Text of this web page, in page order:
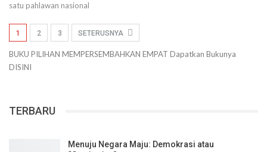
satu pahlawan nasional
1 2 3 SETERUSNYA
BUKU PILIHAN MEMPERSEMBAHKAN EMPAT Dapatkan Bukunya
DISINI
TERBARU
Menuju Negara Maju: Demokrasi atau